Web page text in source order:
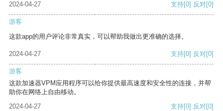
2024-04-27
支持[0] 反对[0]
游客
这款app的用户评论非常真实，可以帮助我做出更准确的选择。
2024-04-27 支持[0] 反对[0]
游客
这款加速器VPM应用程序可以给你提供最高速度和安全性的连接，并帮
助你在网络上自由移动。
2024-04-27
支持[0] 反对[0]